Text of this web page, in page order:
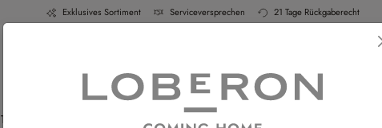
Exklusives Sortiment Serviceversprechen 21 Tage Rückgaberecht
Tisch & Küche Schlafen Bad